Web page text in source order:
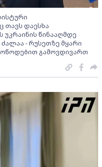
დაესხა
წინააღმდე
- რუსეთზე მყარი
გამოვდივართ